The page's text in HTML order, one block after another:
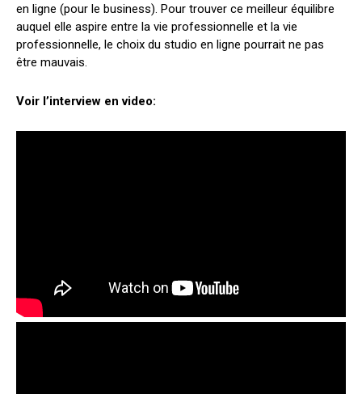
en ligne (pour le business). Pour trouver ce meilleur équilibre
auquel elle aspire entre la vie professionnelle et la vie
professionnelle, le choix du studio en ligne pourrait ne pas
être mauvais.
Voir l’interview en video: